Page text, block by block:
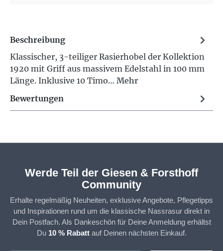
Beschreibung
Klassischer, 3-teiliger Rasierhobel der Kollektion
1920 mit Griff aus massivem Edelstahl in 100 mm
Länge. Inklusive 10 Timo… Mehr
Bewertungen
Werde Teil der Giesen & Forsthoff
Community
Erhalte regelmäßig Neuheiten, exklusive Angebote, Pflegetipps
und Inspirationen rund um die klassische Nassrasur direkt in
Dein Postfach. Als Dankeschön für Deine Anmeldung erhältst
Du 10 % Rabattauf Deinen nächsten Einkauf.